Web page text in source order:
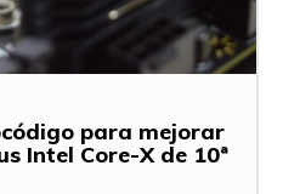
para mejorar
Intel Core-X de 10ª